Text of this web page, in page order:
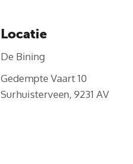
Locatie
De Bining
Gedempte Vaart 10
Surhuisterveen, 9231 AV